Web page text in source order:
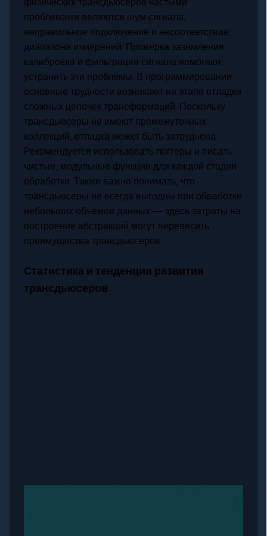
физических трансдьюсеров частыми
проблемами являются шум сигнала,
неправильное подключение и несоответствие
диапазона измерений. Проверка заземления,
калибровка и фильтрация сигнала помогают
устранить эти проблемы. В программировании
основные трудности возникают на этапе отладки
сложных цепочек трансформаций. Поскольку
трансдьюсеры не имеют промежуточных
коллекций, отладка может быть затруднена.
Рекомендуется использовать логгеры и писать
чистые, модульные функции для каждой стадии
обработки. Также важно понимать, что
трансдьюсеры не всегда выгодны при обработке
небольших объемов данных — здесь затраты на
построение абстракций могут перевесить
преимущества трансдьюсеров.
Статистика и тенденции развития
трансдьюсеров